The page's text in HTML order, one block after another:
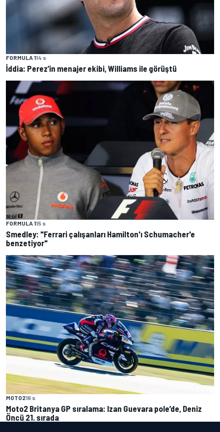
FORMULA 114 s
İddia: Perez’in menajer ekibi, Williams ile görüştü
FORMULA 115 s
Smedley: "Ferrari çalışanları Hamilton'ı Schumacher'e
benzetiyor"
MOTO216 s
Moto2 Britanya GP sıralama: Izan Guevara pole’de, Deniz
Öncü 21. sırada